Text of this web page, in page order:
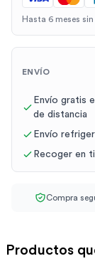
Hasta 6 meses sin
ENVÍO
Envío gratis
de distancia
Envío
Recoger en
Compra
Productos